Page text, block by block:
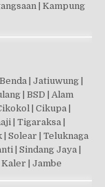
| Kampung
| Jatiuwung |
| BSD | Alam
| Cikupa |
| Tigaraksa |
| Solear | Teluknaga
| Sindang Jaya |
| Jambe